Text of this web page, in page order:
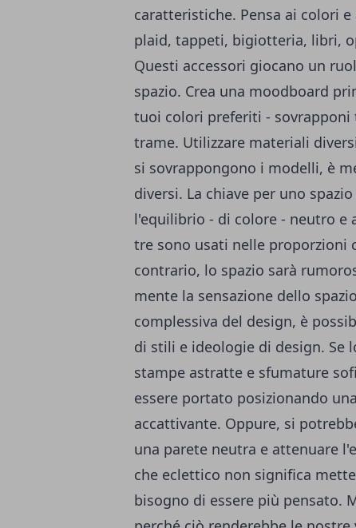
caratteristiche. Pensa ai colori
plaid, tappeti, bigiotteria, libri,
Questi accessori giocano un
spazio. Crea una moodboard
tuoi colori preferiti -
trame. Utilizzare materiali
si sovrappongono i modelli, è
diversi. La chiave per uno
l'equilibrio - di colore - neutro e
tre sono usati nelle proporzioni
contrario, lo spazio sarà
mente la sensazione dello
complessiva del design, è
di stili e ideologie di design. Se
stampe astratte e sfumature
essere portato posizionando
accattivante. Oppure, si
una parete neutra e attenuare
che eclettico non significa
bisogno di essere più pensato.